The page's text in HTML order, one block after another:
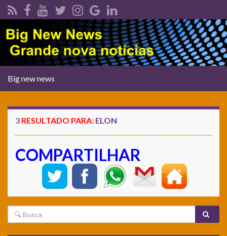
navegação
Big new news
3 RESULTADO PARA: ELON
COMPARTILHAR